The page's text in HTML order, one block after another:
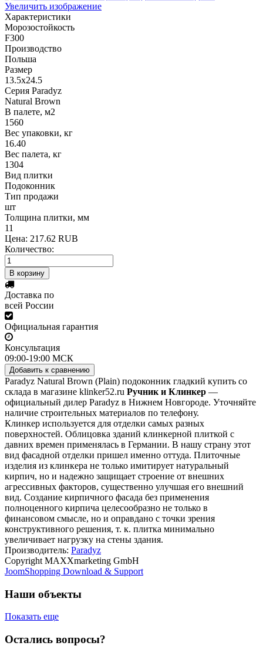
Увеличить изображение
Характеристики
Морозостойкость
F300
Производство
Польша
Размер
13.5x24.5
Серия Paradyz
Natural Brown
В палете, м2
1560
Вес упаковки, кг
16.40
Вес палета, кг
1304
Вид плитки
Подоконник
Тип продажи
шт
Толщина плитки, мм
11
Цена: 217.62 RUB
Количество:
Доставка по
всей России
Официальная гарантия
Консультация
09:00-19:00 МСК
Paradyz Natural Brown (Plain) подоконник гладкий купить со
склада в магазине klinker52.ru Ручник и Клинкер —
официальный дилер Paradyz в Нижнем Новгороде. Уточняйте
наличие строительных материалов по телефону.
Клинкер используется для отделки самых разных
поверхностей. Облицовка зданий клинкерной плиткой с
давних времен применялась в Германии. В нашу страну этот
вид фасадной отделки пришел именно оттуда. Плиточные
изделия из клинкера не только имитирует натуральный
кирпич, но и надежно защищает строение от внешних
агрессивных факторов, существенно улучшая его внешний
вид. Создание кирпичного фасада без применения
полноценного кирпича целесообразно не только в
финансовом смысле, но и оправдано с точки зрения
конструктивного решения, т. к. плитка минимально
увеличивает нагрузку на стены здания.
Производитель: Paradyz
Copyright MAXXmarketing GmbH
JoomShopping Download & Support
Наши объекты
Показать еще
Остались вопросы?